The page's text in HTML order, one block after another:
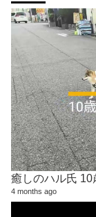
癒しのハル氏
4 months ago